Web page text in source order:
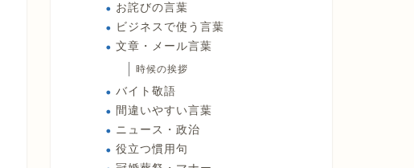
お詫びの言葉
ビジネスで使う言葉
文章・メール言葉
時候の挨拶
バイト敬語
間違いやすい言葉
ニュース・政治
役立つ慣用句